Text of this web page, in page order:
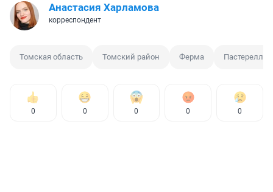
Анастасия Харламова
корреспондент
Томская область Томский район Ферма Пастереллез
0 0 0 0 0